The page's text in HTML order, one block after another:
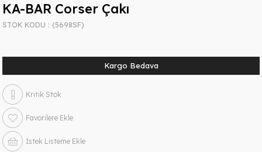
KA-BAR Corser Çakı
STOK KODU (5698SF)
Kargo Bedava
Kritik Stok
Favorilere Ekle
İstek Listeme Ekle